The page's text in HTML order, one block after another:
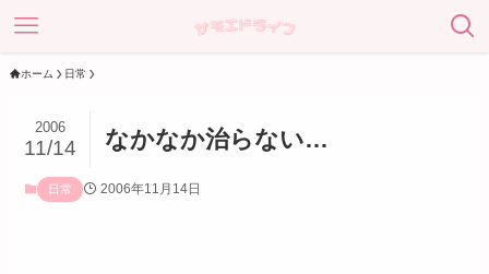
ホーム 日常
なかなか治らない…
2006
11/14
日常 2006年11月14日